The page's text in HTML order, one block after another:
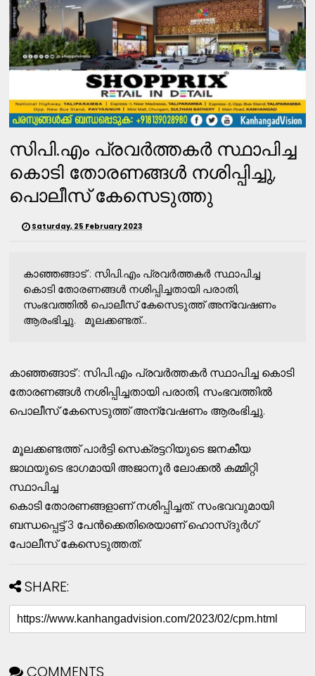
സിപി.എം പ്രവർത്തകർ സ്ഥാപിച്ച
കൊടി തോരണങ്ങൾ നശിപ്പിച്ചു,
പൊലീസ് കേസെടുത്തു
Saturday, 25 February 2023
കാഞ്ഞങ്ങാട് : സിപി.എം പ്രവർത്തകർ സ്ഥാപിച്ച
കൊടി തോരണങ്ങൾ നശിപ്പിച്ചതായി പരാതി,
സംഭവത്തിൽ പൊലീസ് കേസെടുത്ത് അന്വേഷണം
ആരംഭിച്ചു. മൂലക്കണ്ടത്...
കാഞ്ഞങ്ങാട് : സിപി.എം പ്രവർത്തകർ സ്ഥാപിച്ച കൊടി
തോരണങ്ങൾ നശിപ്പിച്ചതായി പരാതി, സംഭവത്തിൽ
പൊലീസ് കേസെടുത്ത് അന്വേഷണം ആരംഭിച്ചു.
മൂലക്കണ്ടത്ത് പാർട്ടി സെക്രട്ടറിയുടെ ജനകീയ
ജാഥയുടെ ഭാഗമായി അജാനൂർ ലോക്കൽ കമ്മിറ്റി
സ്ഥാപിച്ച
കൊടി തോരണങ്ങളാണ് നശിപ്പിച്ചത്. സംഭവവുമായി
ബന്ധപ്പെട്ട് 3 പേൻക്കെതിരെയാണ് ഹൊസ്ദുർഗ്
പോലീസ് കേസെടുത്തത്.
SHARE:
COMMENTS